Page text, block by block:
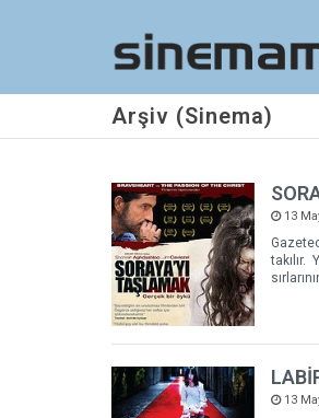
Arşiv (Sinema)
13
13